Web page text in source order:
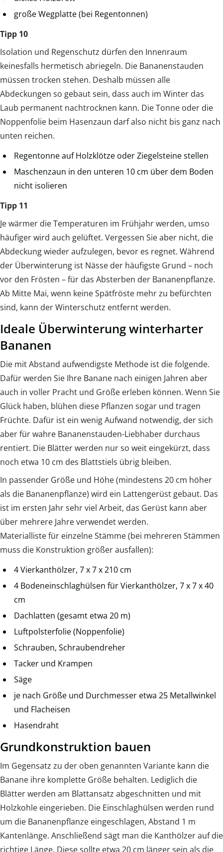
große Wegplatte (bei Regentonnen)
Tipp 10
Isolation und Regenschutz dürfen den Innenraum
keinesfalls hermetisch abriegeln. Die Bananenstauden
müssen trocken stehen. Deshalb müssen alle
Abdeckungen so gebaut sein, dass auch im Winter das
Laub permanent nachtrocknen kann. Die Tonne oder die
Noppenfolie beim Hasenzaun darf also nicht bis ganz nach
unten reichen.
Regentonne auf Holzklötze oder Ziegelsteine stellen
Maschenzaun in den unteren 10 cm über dem Boden
nicht isolieren
Tipp 11
Je wärmer die Temperaturen im Frühjahr werden, umso
häufiger wird auch gelüftet. Vergessen Sie aber nicht, die
Abdeckung wieder aufzulegen, bevor es regnet. Während
der Überwinterung ist Nässe der häufigste Grund – noch
vor den Frösten – für das Absterben der Bananenpflanze.
Ab Mitte Mai, wenn keine Spätfröste mehr zu befürchten
sind, kann der Winterschutz entfernt werden.
Ideale Überwinterung winterharter
Bananen
Die mit Abstand aufwendigste Methode ist die folgende.
Dafür werden Sie Ihre Banane nach einigen Jahren aber
auch in voller Pracht und Größe erleben können. Wenn Sie
Glück haben, blühen diese Pflanzen sogar und tragen
Früchte. Dafür ist ein wenig Aufwand notwendig, der sich
aber für wahre Bananenstauden-Liebhaber durchaus
rentiert. Die Blätter werden nur so weit eingekürzt, dass
noch etwa 10 cm des Blattstiels übrig bleiben.
In passender Größe und Höhe (mindestens 20 cm höher
als die Bananenpflanze) wird ein Lattengerüst gebaut. Das
ist im ersten Jahr sehr viel Arbeit, das Gerüst kann aber
über mehrere Jahre verwendet werden.
Materialliste für einzelne Stämme (bei mehreren Stämmen
muss die Konstruktion größer ausfallen):
4 Vierkanthölzer, 7 x 7 x 210 cm
4 Bodeneinschlaghülsen für Vierkanthölzer, 7 x 7 x 40
cm
Dachlatten (gesamt etwa 20 m)
Luftpolsterfolie (Noppenfolie)
Schrauben, Schraubendreher
Tacker und Krampen
Säge
je nach Größe und Durchmesser etwa 25 Metallwinkel
und Flacheisen
Hasendraht
Grundkonstruktion bauen
Im Gegensatz zu der oben genannten Variante kann die
Banane ihre komplette Größe behalten. Lediglich die
Blätter werden am Blattansatz abgeschnitten und mit
Holzkohle eingerieben. Die Einschlaghülsen werden rund
um die Bananenpflanze eingeschlagen, Abstand 1 m
Kantenlänge. Anschließend sägt man die Kanthölzer auf die
richtige Länge. Diese sollte etwa 20 cm länger sein als die